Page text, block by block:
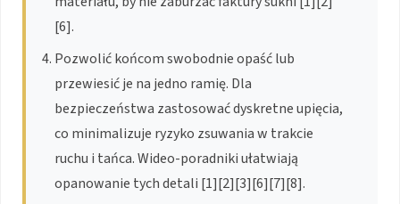
[6].
Pozwolić końcom swobodnie opaść lub
przewiesić je na jedno ramię. Dla
bezpieczeństwa zastosować dyskretne upięcia,
co minimalizuje ryzyko zsuwania w trakcie
ruchu i tańca. Wideo-poradniki ułatwiają
opanowanie tych detali [1][2][3][6][7][8].